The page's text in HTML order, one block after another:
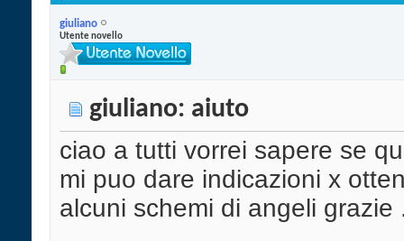
giuliano
Utente novello
giuliano: aiuto
ciao a tutti vorrei sapere se
mi puo dare indicazioni x
alcuni schemi di angeli grazie